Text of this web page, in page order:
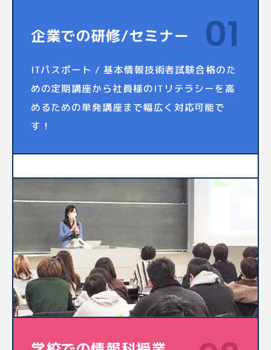
企業での研修/セミナー 01
ITパスポート / 基本情報技術者試験合格のた
めの定期講座から社員様のITリテラシーを高
めるための単発講座まで幅広く対応可能で
す！